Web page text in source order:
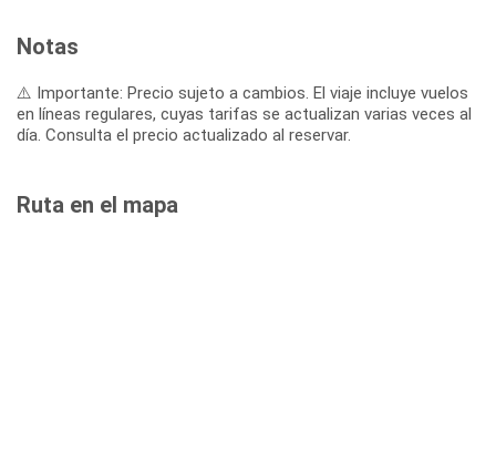
Notas
⚠️ Importante: Precio sujeto a cambios. El viaje incluye vuelos
en líneas regulares, cuyas tarifas se actualizan varias veces al
día. Consulta el precio actualizado al reservar.
Ruta en el mapa